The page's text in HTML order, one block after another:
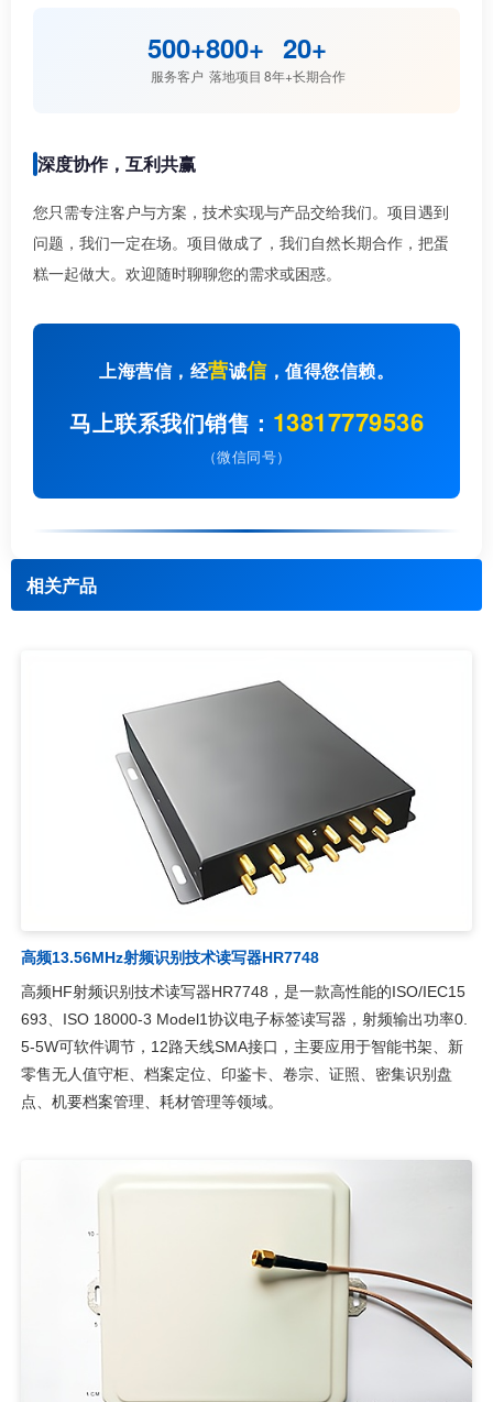
500+
服务客户
800+
落地项目
20+
8年+长期合作
深度协作，互利共赢
您只需专注客户与方案，技术实现与产品交给我们。项目遇到
问题，我们一定在场。项目做成了，我们自然长期合作，把蛋
糕一起做大。欢迎随时聊聊您的需求或困惑。
上海营信，经营诚信，值得您信赖。
马上联系我们销售： 13817779536
（微信同号）
相关产品
高频13.56MHz射频识别技术读写器HR7748
高频HF射频识别技术读写器HR7748，是一款高性能的ISO/IEC15
693、ISO 18000-3 Model1协议电子标签读写器，射频输出功率0.
5-5W可软件调节，12路天线SMA接口，主要应用于智能书架、新
零售无人值守柜、档案定位、印鉴卡、卷宗、证照、密集识别盘
点、机要档案管理、耗材管理等领域。